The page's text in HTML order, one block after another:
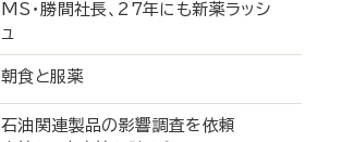
MS・勝間社長、27年にも新薬ラッシ
ュ
朝食と服薬
石油関連製品の影響調査を依頼